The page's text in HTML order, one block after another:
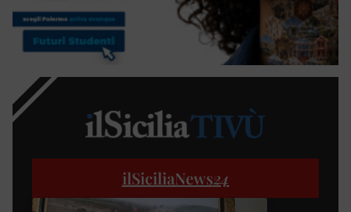
ilSiciliaNews24